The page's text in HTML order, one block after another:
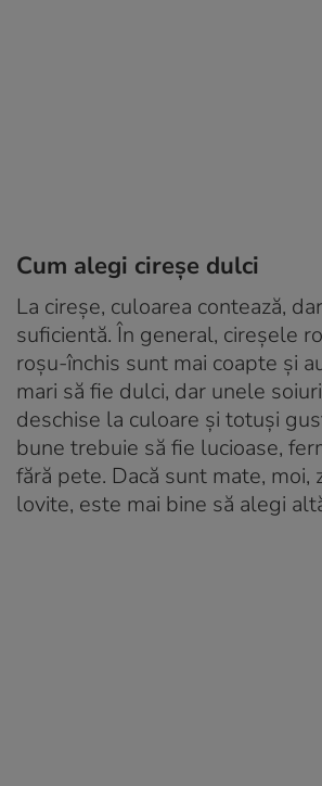
Cum alegi cireșe dulci
La cireșe, culoarea contează,
suficientă. În general, cireșele
roșu-închis sunt mai coapte și
mari să fie dulci, dar unele
deschise la culoare și totuși
bune trebuie să fie lucioase,
fără pete. Dacă sunt mate, moi,
lovite, este mai bine să alegi